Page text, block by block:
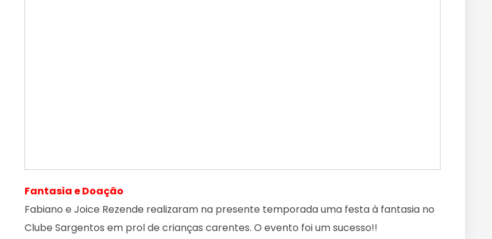
Fantasia e Doação
Fabiano e Joice Rezende realizaram na presente temporada uma festa à fantasia no
Clube Sargentos em prol de crianças carentes. O evento foi um sucesso!!